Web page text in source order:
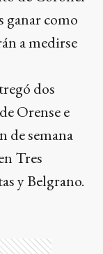
ganar como
a medirse
dos
Orense e
de semana
Tres
y Belgrano.